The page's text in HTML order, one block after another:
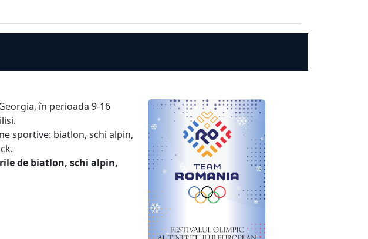
în perioada 9-16
sportive: biatlon, schi alpin,
de biatlon, schi alpin,